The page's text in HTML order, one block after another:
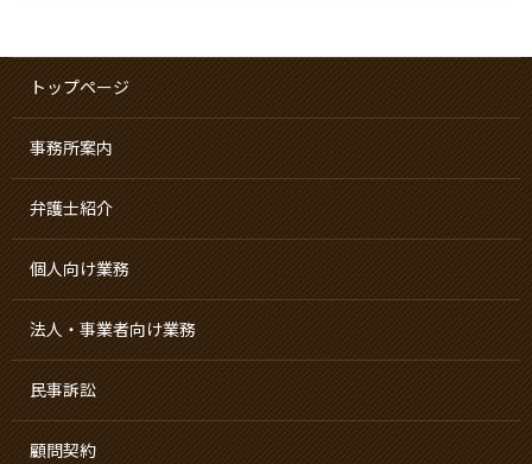
トップページ
事務所案内
弁護士紹介
個人向け業務
法人・事業者向け業務
民事訴訟
顧問契約